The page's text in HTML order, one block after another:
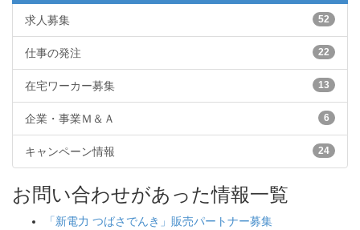
52
求人募集
22
仕事の発注
13
在宅ワーカー募集
6
企業・事業Ｍ＆Ａ
24
キャンペーン情報
お問い合わせがあった情報一覧
「新電力 つばさでんき」販売パートナー募集